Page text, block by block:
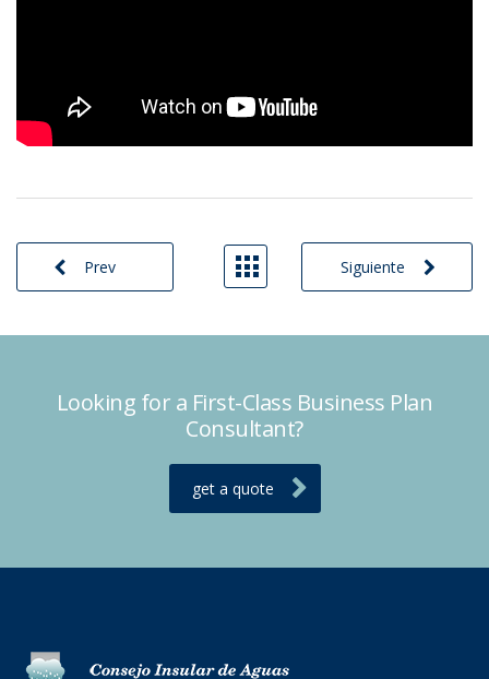
Prev Siguiente
Looking for a First-Class Business Plan
Consultant?
get a quote